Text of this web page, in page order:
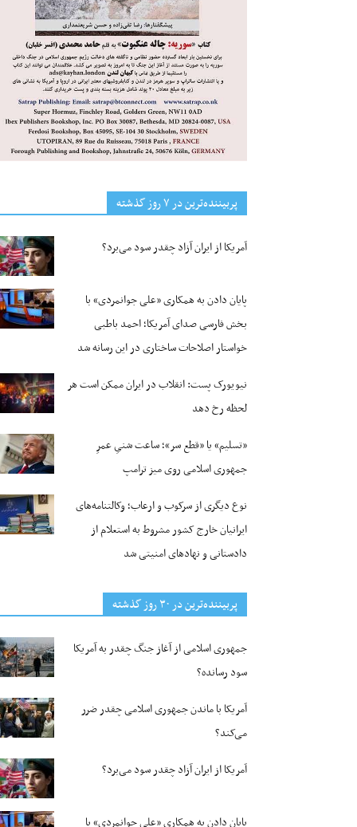
پربیننده‌ترین‌ در ۷ روز گذشته
آمریکا از ایران آزاد چقدر سود می‌برد؟
پایان دادن به همکاری «علی جوانمردی» با
بخش فارسی صدای آمریکا؛ احمد باطبی
خواستار اصلاحات ساختاری در این رسانه شد
نیویورک پست: انقلاب در ایران ممکن است هر
لحظه رخ دهد
«تسلیم» یا «قطع سر»؛ ساعت شنیِ عمرِ
جمهوری اسلامی روی میز ترامپ
نوع دیگری از سرکوب و ارعاب؛ وکالتنامه‌های
ایرانیان خارج کشور مشروط به استعلام از
دادستانی و نهادهای امنیتی شد
پربیننده‌ترین‌ در ۳۰ روز گذشته
جمهوری اسلامی از آغاز جنگ چقدر به آمریکا
سود رسانده؟
آمریکا با ماندن جمهوری اسلامی چقدر ضرر
می‌کند؟
آمریکا از ایران آزاد چقدر سود می‌برد؟
پایان دادن به همکاری «علی جوانمردی» با